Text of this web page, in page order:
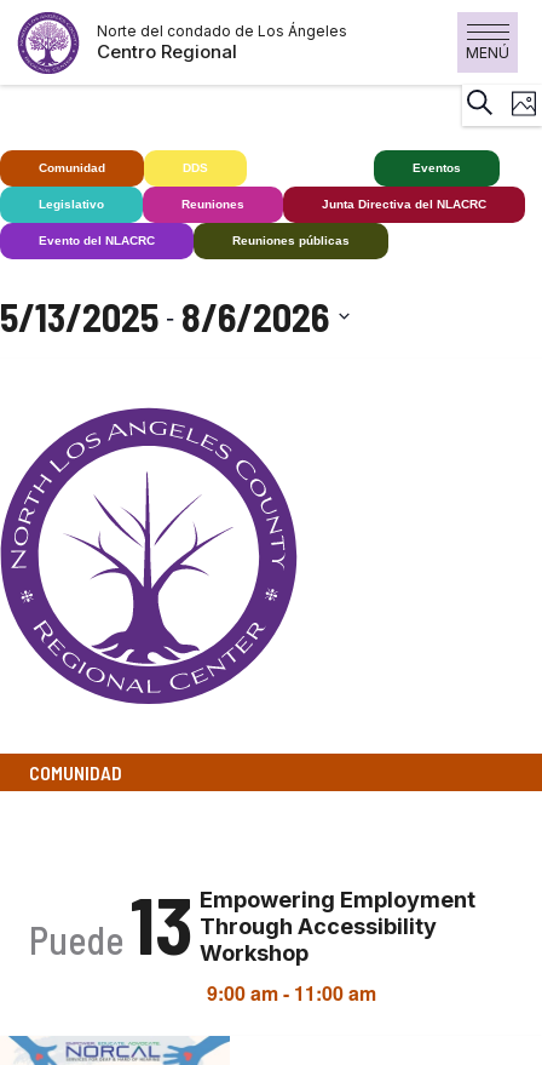
Saltar
contenido
Norte del condado de Los Ángeles
Centro Regional MENÚ
Buscar
Foto
Comunidad DDS Eventos
Legislativo Reuniones Junta Directiva del NLACRC
Evento del NLACRC Reuniones públicas
5/13/2025 - 8/6/2026
COMUNIDAD
Puede 13 Empowering Employment
Through Accessibility
Workshop
9:00 am- 11:00 am